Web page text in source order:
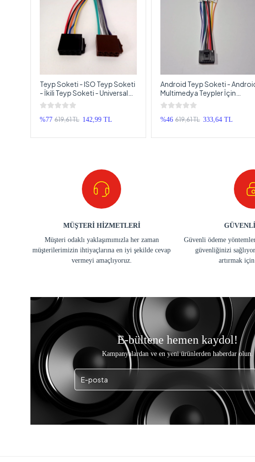
Teyp Soketi - ISO Teyp Soketi
- İkili Teyp Soketi - Universal
Teyp Soketi
%77 619,61 TL 142,99 TL
Android Teyp Soketi -
Multimedya Teypler İçin
Universal Teyp Soketi -
Android Oem Double Teyp
Soketi
%46 619,61 TL 333,64 TL
MÜŞTERİ HİZMETLERİ
Müşteri odaklı yaklaşımımızla her zaman
müşterilerimizin ihtiyaçlarına en iyi şekilde cevap
vermeyi amaçlıyoruz.
Güvenli ödeme
güvenliğinizi
artırmak için
E-bültene hemen kaydol!
Kampanyalardan ve en yeni ürünlerden haberdar olun.